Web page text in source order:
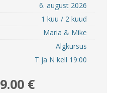
6. august 2026
1 kuu / 2 kuud
Maria & Mike
Algkursus
T ja N kell 19:00
€